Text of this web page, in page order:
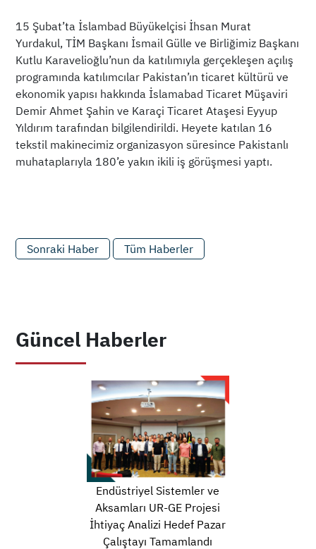
15 Şubat’ta İslambad Büyükelçisi İhsan Murat
Yurdakul, TİM Başkanı İsmail Gülle ve Birliğimiz Başkanı
Kutlu Karavelioğlu’nun da katılımıyla gerçekleşen açılış
programında katılımcılar Pakistan’ın ticaret kültürü ve
ekonomik yapısı hakkında İslamabad Ticaret Müşaviri
Demir Ahmet Şahin ve Karaçi Ticaret Ataşesi Eyyup
Yıldırım tarafından bilgilendirildi. Heyete katılan 16
tekstil makinecimiz organizasyon süresince Pakistanlı
muhataplarıyla 180’e yakın ikili iş görüşmesi yaptı.
Sonraki Haber Tüm Haberler
Güncel Haberler
Endüstriyel Sistemler ve
Aksamları UR-GE Projesi
İhtiyaç Analizi Hedef Pazar
Çalıştayı Tamamlandı